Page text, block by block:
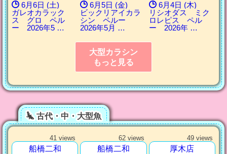
6月6日 (土)
ガレオカラック
ス グロ ペル
ー 2026年5 …
6月5日 (金)
ビックリアイカラ
シン ペルー
2026年5月 …
6月4日 (木)
リシオダス ミク
ロレピス ペル
ー 2026年 …
大型カラシン
もっと見る
古代・中・大型魚
41 views
船橋二和
62 views
船橋二和
49 views
厚木店